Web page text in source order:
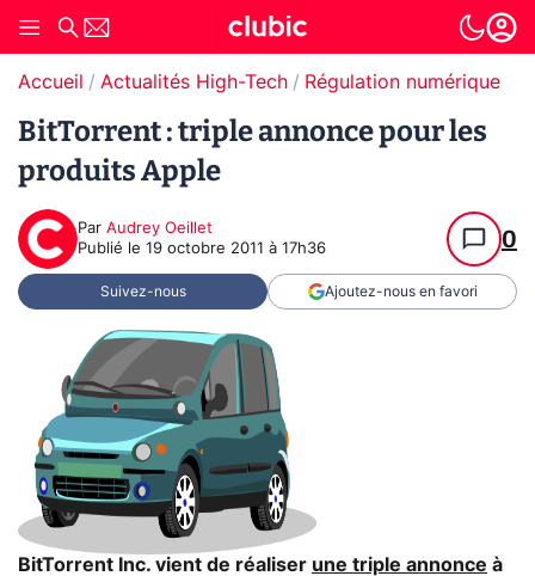
Accueil Actualités High-Tech Régulation numérique
BitTorrent : triple annonce pour les
produits Apple
Par Audrey Oeillet
Publié le 19 octobre 2011 à 17h36 0
Suivez-nous Ajoutez-nous en favori
BitTorrent Inc. vient de réaliser une triple annonce à